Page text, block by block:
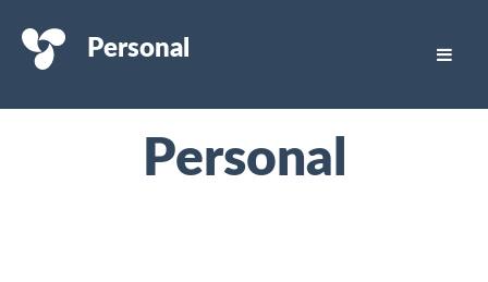
Personal
Personal